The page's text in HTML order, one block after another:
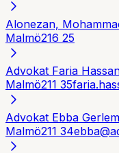
Alonezan,
Malmö216 25
Advokat Faria
Malmö211 35
Advokat Ebba
Malmö211 34